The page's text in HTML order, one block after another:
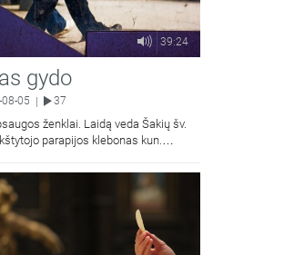
39:24
gydo
05 | 37
ženklai. Laidą veda Šakių šv.
parapijos klebonas kun.